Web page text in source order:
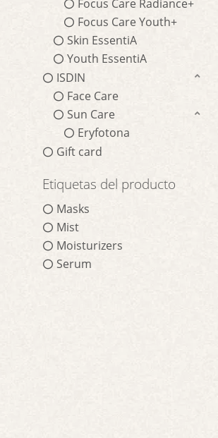
Focus Care Radiance+
Focus Care Youth+
Skin EssentiA
Youth EssentiA
ISDIN
Face Care
Sun Care
Eryfotona
Gift card
Etiquetas del producto
Masks
Mist
Moisturizers
Serum